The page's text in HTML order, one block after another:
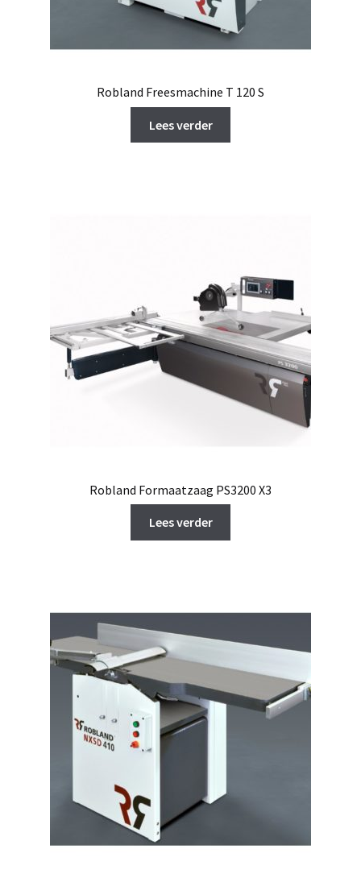
Robland Freesmachine T 120 S
Lees verder
Robland Formaatzaag PS3200 X3
Lees verder